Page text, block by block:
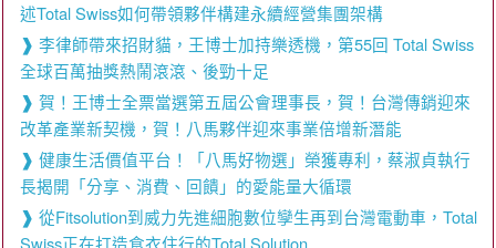
述Total Swiss如何帶領夥伴構建永續經營集團架構
李律師帶來招財貓，王博士加持樂透機，第55回 Total Swiss
全球百萬抽獎熱鬧滾滾、後勁十足
賀！王博士全票當選第五屆公會理事長，賀！台灣傳銷迎來
改革產業新契機，賀！八馬夥伴迎來事業倍增新潛能
健康生活價值平台！「八馬好物選」榮獲專利，蔡淑貞執行
長揭開「分享、消費、回饋」的愛能量大循環
從Fitsolution到威力先進細胞數位孿生再到台灣電動車，Total
Swiss正在打造食衣住行的Total Solution